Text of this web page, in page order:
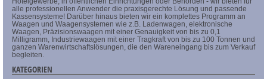
alle professionellen Anwender die praxisgerechte Lösung und passende
Kassensysteme! Darüber hinaus bieten wir ein komplettes Programm an
Waagen und Waagensystemen wie z.B. Ladenwagen, elektronische
Waagen, Präzisionswaagen mit einer Genauigkeit von bis zu 0,1
Milligramm, Industriewaagen mit einer Tragkraft von bis zu 100 Tonnen und
ganzen Warenwirtschaftslösungen, die den Wareneingang bis zum Verkauf
begleiten.
KATEGORIEN